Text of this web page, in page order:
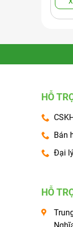
HỖ
Bán
Đại
HỖ